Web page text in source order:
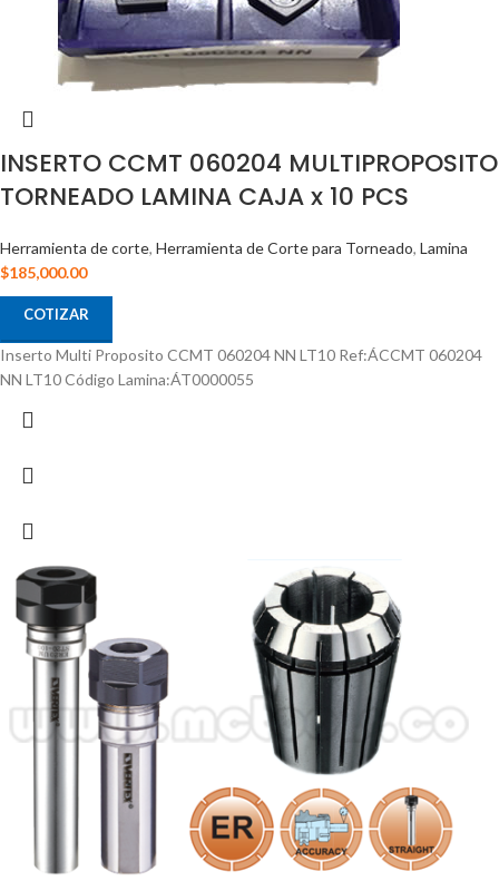
INSERTO CCMT 060204 MULTIPROPOSITO
TORNEADO LAMINA CAJA x 10 PCS
Herramienta de corte, Herramienta de Corte para Torneado, Lamina
$185,000.00
COTIZAR
Inserto Multi Proposito CCMT 060204 NN LT10 Ref:ÁCCMT 060204
NN LT10 Código Lamina:ÁT0000055